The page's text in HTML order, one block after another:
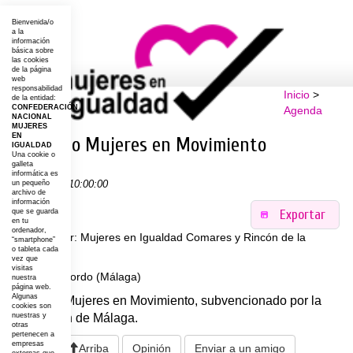
Inicio>
Agenda
Proyecto Mujeres en Movimiento
14-03-2020 10:00:00
Exportar
Organizador: Mujeres en Igualdad Comares y Rincón de la
Victoria
Lugar: Riogordo (Málaga)
Proyecto Mujeres en Movimiento, subvencionado por la
Diputación de Málaga.
Arriba Opinión Enviar a un amigo
Bienvenida/o
a la
información
básica sobre
las cookies
de la página
web
responsabilidad
de la entidad:
CONFEDERACIÓN
NACIONAL
MUJERES
EN
IGUALDAD
Una cookie o
galleta
informática es
un pequeño
archivo de
información
que se guarda
en tu
ordenador,
“smartphone”
o tableta cada
vez que
visitas
nuestra
página web.
Algunas
cookies son
nuestras y
otras
pertenecen a
empresas